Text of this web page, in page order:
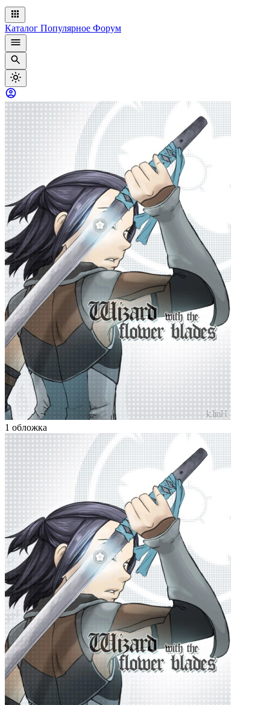
Каталог Популярное Форум
1 обложка